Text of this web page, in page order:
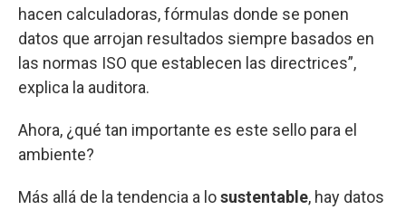
hacen calculadoras, fórmulas donde se ponen
datos que arrojan resultados siempre basados en
las normas ISO que establecen las directrices”,
explica la auditora.
Ahora, ¿qué tan importante es este sello para el
ambiente?
Más allá de la tendencia a losustentable, hay datos